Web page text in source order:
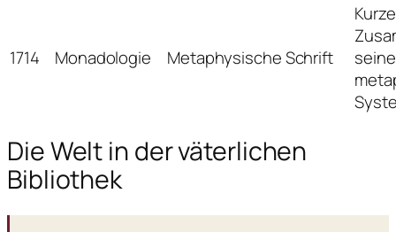
1714 Monadologie Metaphysische Schrift
Die Welt in der väterlichen
Bibliothek